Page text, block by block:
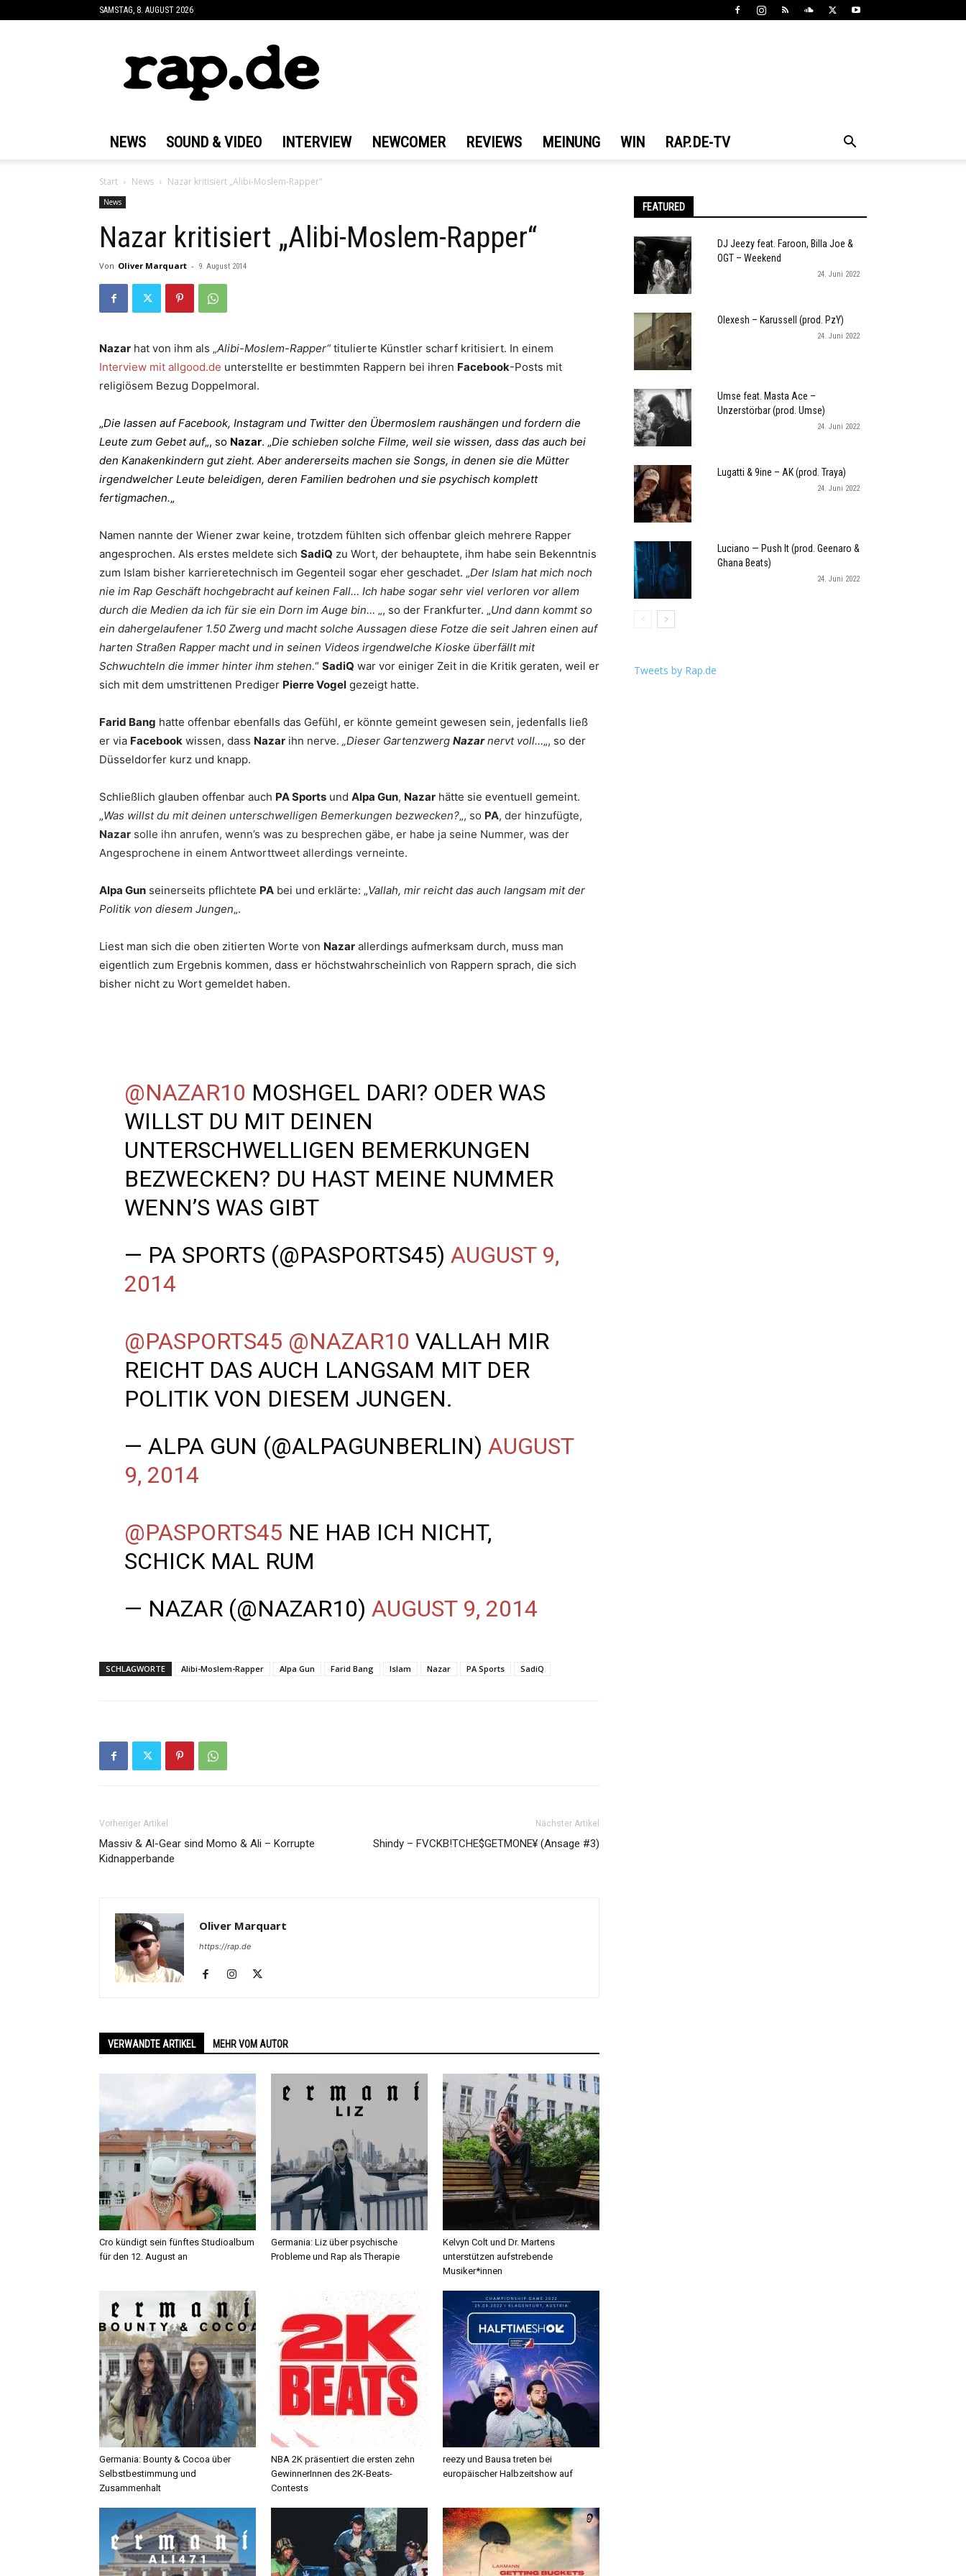
SAMSTAG, 8. AUGUST 2026
NEWS SOUND & VIDEO INTERVIEW NEWCOMER REVIEWS MEINUNG WIN RAP.DE-TV
Start News Nazar kritisiert „Alibi-Moslem-Rapper“
News
Nazar kritisiert „Alibi-Moslem-Rapper“
Von Oliver Marquart - 9. August 2014
Nazar hat von ihm als „Alibi-Moslem-Rapper“titulierte Künstler scharf kritisiert. In einem
Interview mit allgood.de unterstellte er bestimmten Rappern bei ihren Facebook-Posts mit
religiösem Bezug Doppelmoral.
„Die lassen auf Facebook, Instagram und Twitter den Übermoslem raushängen und fordern die
Leute zum Gebet auf„, so Nazar. „Die schieben solche Filme, weil sie wissen, dass das auch bei
den Kanakenkindern gut zieht. Aber andererseits machen sie Songs, in denen sie die Mütter
irgendwelcher Leute beleidigen, deren Familien bedrohen und sie psychisch komplett
fertigmachen.„
Namen nannte der Wiener zwar keine, trotzdem fühlten sich offenbar gleich mehrere Rapper
angesprochen. Als erstes meldete sich SadiQ zu Wort, der behauptete, ihm habe sein Bekenntnis
zum Islam bisher karrieretechnisch im Gegenteil sogar eher geschadet. „Der Islam hat mich noch
nie im Rap Geschäft hochgebracht auf keinen Fall… Ich habe sogar sehr viel verloren vor allem
durch die Medien da ich für sie ein Dorn im Auge bin… „, so der Frankfurter. „Und dann kommt so
ein dahergelaufener 1.50 Zwerg und macht solche Aussagen diese Fotze die seit Jahren einen auf
harten Straßen Rapper macht und in seinen Videos irgendwelche Kioske überfällt mit
Schwuchteln die immer hinter ihm stehen.“ SadiQ war vor einiger Zeit in die Kritik geraten, weil er
sich mit dem umstrittenen Prediger Pierre Vogel gezeigt hatte.
Farid Bang hatte offenbar ebenfalls das Gefühl, er könnte gemeint gewesen sein, jedenfalls ließ
er via Facebook wissen, dass Nazar ihn nerve. „Dieser Gartenzwerg Nazarnervt voll…„, so der
Düsseldorfer kurz und knapp.
Schließlich glauben offenbar auch PA Sports und Alpa Gun, Nazar hätte sie eventuell gemeint.
„Was willst du mit deinen unterschwelligen Bemerkungen bezwecken?„, so PA, der hinzufügte,
Nazar solle ihn anrufen, wenn’s was zu besprechen gäbe, er habe ja seine Nummer, was der
Angesprochene in einem Antworttweet allerdings verneinte.
Alpa Gun seinerseits pflichtete PA bei und erklärte: „Vallah, mir reicht das auch langsam mit der
Politik von diesem Jungen„.
Liest man sich die oben zitierten Worte von Nazar allerdings aufmerksam durch, muss man
eigentlich zum Ergebnis kommen, dass er höchstwahrscheinlich von Rappern sprach, die sich
bisher nicht zu Wort gemeldet haben.
@NAZAR10 MOSHGEL DARI? ODER WAS
WILLST DU MIT DEINEN
UNTERSCHWELLIGEN BEMERKUNGEN
BEZWECKEN? DU HAST MEINE NUMMER
WENN’S WAS GIBT
— PA SPORTS (@PASPORTS45) AUGUST 9,
2014
@PASPORTS45 @NAZAR10 VALLAH MIR
REICHT DAS AUCH LANGSAM MIT DER
POLITIK VON DIESEM JUNGEN.
— ALPA GUN (@ALPAGUNBERLIN) AUGUST
9, 2014
@PASPORTS45 NE HAB ICH NICHT,
SCHICK MAL RUM
— NAZAR (@NAZAR10) AUGUST 9, 2014
SCHLAGWORTE Alibi-Moslem-Rapper Alpa Gun Farid Bang Islam Nazar PA Sports SadiQ
Vorheriger Artikel
Massiv & Al-Gear sind Momo & Ali – Korrupte
Kidnapperbande
Nächster Artikel
Shindy – FVCKB!TCHE$GETMONE¥ (Ansage #3)
Oliver Marquart
https://rap.de
VERWANDTE ARTIKEL MEHR VOM AUTOR
Cro kündigt sein fünftes Studioalbum
für den 12. August an
Germania: Liz über psychische
Probleme und Rap als Therapie
Kelvyn Colt und Dr. Martens
unterstützen aufstrebende
Musiker*innen
Germania: Bounty & Cocoa über
Selbstbestimmung und
Zusammenhalt
NBA 2K präsentiert die ersten zehn
GewinnerInnen des 2K-Beats-
Contests
reezy und Bausa treten bei
europäischer Halbzeitshow auf
FEATURED
DJ Jeezy feat. Faroon, Billa Joe &
OGT – Weekend
24. Juni 2022
Olexesh – Karussell (prod. PzY)
24. Juni 2022
Umse feat. Masta Ace –
Unzerstörbar (prod. Umse)
24. Juni 2022
Lugatti & 9ine – AK (prod. Traya)
24. Juni 2022
Luciano — Push It (prod. Geenaro &
Ghana Beats)
24. Juni 2022
Tweets by Rap.de